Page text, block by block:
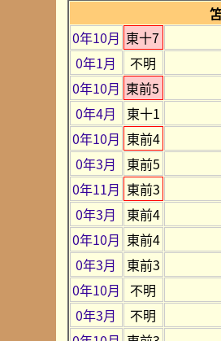
0年10月 東十7
0年1月
不明
0年10月 東前5
0年4月
東十1
0年10月 東前4
0年3月
東前5
0年11月 東前3
0年3月
東前4
0年10月 東前4
0年3月
東前3
0年10月
不明
0年3月
不明